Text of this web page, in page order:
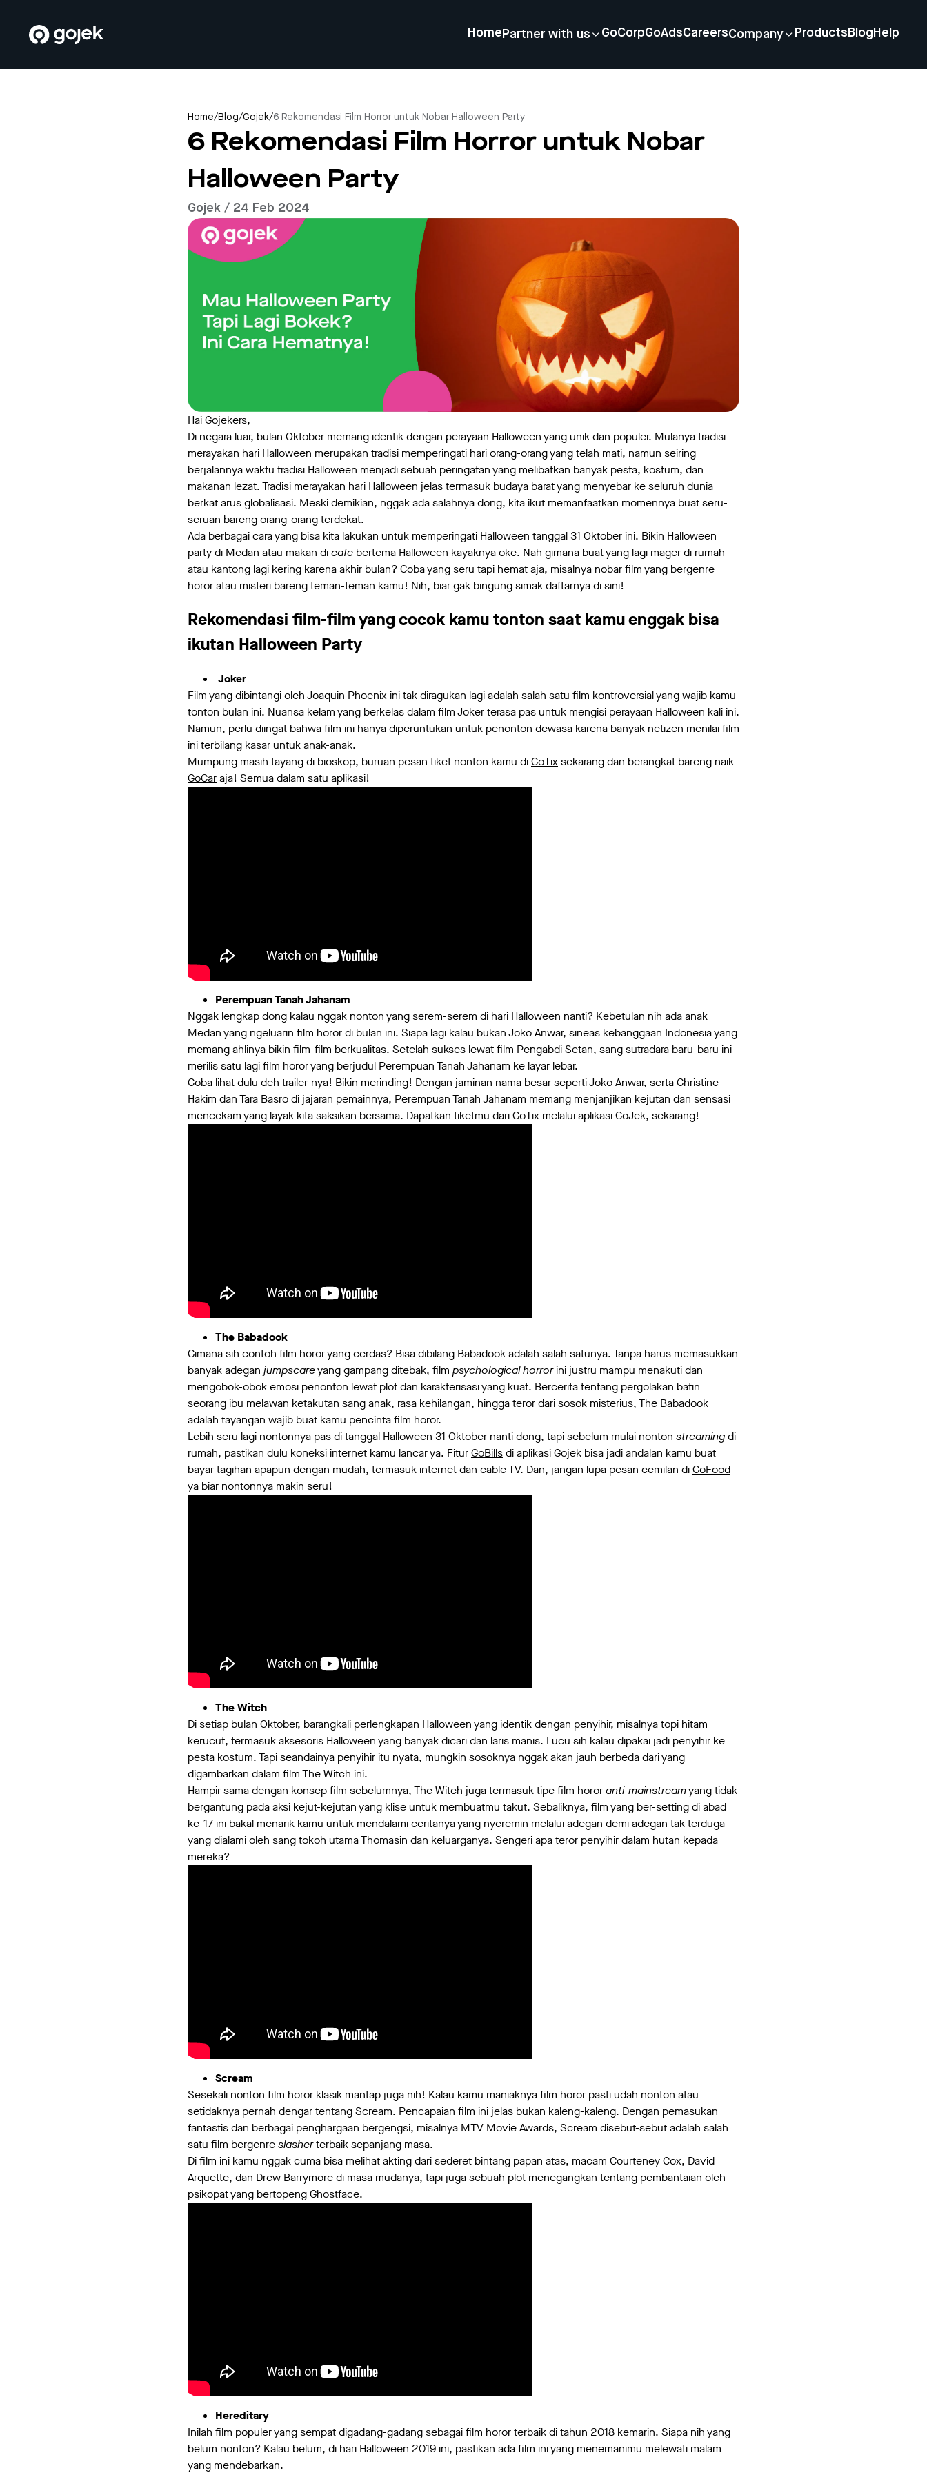
Home Partner with us GoCorpGoAdsCareersCompany Products Blog Help
Home/Blog/Gojek/6 Rekomendasi Film Horror untuk Nobar Halloween Party
6 Rekomendasi Film Horror untuk Nobar
Halloween Party
Gojek / 24 Feb 2024
Hai Gojekers,
Di negara luar, bulan Oktober memang identik dengan perayaan Halloween yang unik dan populer. Mulanya tradisi
merayakan hari Halloween merupakan tradisi memperingati hari orang-orang yang telah mati, namun seiring
berjalannya waktu tradisi Halloween menjadi sebuah peringatan yang melibatkan banyak pesta, kostum, dan
makanan lezat. Tradisi merayakan hari Halloween jelas termasuk budaya barat yang menyebar ke seluruh dunia
berkat arus globalisasi. Meski demikian, nggak ada salahnya dong, kita ikut memanfaatkan momennya buat seru-
seruan bareng orang-orang terdekat.
Ada berbagai cara yang bisa kita lakukan untuk memperingati Halloween tanggal 31 Oktober ini. Bikin Halloween
party di Medan atau makan dicafe bertema Halloween kayaknya oke. Nah gimana buat yang lagi mager di rumah
atau kantong lagi kering karena akhir bulan? Coba yang seru tapi hemat aja, misalnya nobar film yang bergenre
horor atau misteri bareng teman-teman kamu! Nih, biar gak bingung simak daftarnya di sini!
Rekomendasi film-film yang cocok kamu tonton saat kamu enggak bisa
ikutan Halloween Party
Joker
Film yang dibintangi oleh Joaquin Phoenix ini tak diragukan lagi adalah salah satu film kontroversial yang wajib kamu
tonton bulan ini. Nuansa kelam yang berkelas dalam film Joker terasa pas untuk mengisi perayaan Halloween kali ini.
Namun, perlu diingat bahwa film ini hanya diperuntukan untuk penonton dewasa karena banyak netizen menilai film
ini terbilang kasar untuk anak-anak.
Mumpung masih tayang di bioskop, buruan pesan tiket nonton kamu diGoTixsekarang dan berangkat bareng naik
GoCaraja! Semua dalam satu aplikasi!
Perempuan Tanah Jahanam
Nggak lengkap dong kalau nggak nonton yang serem-serem di hari Halloween nanti? Kebetulan nih ada anak
Medan yang ngeluarin film horor di bulan ini. Siapa lagi kalau bukan Joko Anwar, sineas kebanggaan Indonesia yang
memang ahlinya bikin film-film berkualitas. Setelah sukses lewat film Pengabdi Setan, sang sutradara baru-baru ini
merilis satu lagi film horor yang berjudul Perempuan Tanah Jahanam ke layar lebar.
Coba lihat dulu deh trailer-nya! Bikin merinding! Dengan jaminan nama besar seperti Joko Anwar, serta Christine
Hakim dan Tara Basro di jajaran pemainnya, Perempuan Tanah Jahanam memang menjanjikan kejutan dan sensasi
mencekam yang layak kita saksikan bersama. Dapatkan tiketmu dari GoTix melalui aplikasi GoJek, sekarang!
The Babadook
Gimana sih contoh film horor yang cerdas? Bisa dibilang Babadook adalah salah satunya. Tanpa harus memasukkan
banyak adegan jumpscareyang gampang ditebak, film psychological horrorini justru mampu menakuti dan
mengobok-obok emosi penonton lewat plot dan karakterisasi yang kuat. Bercerita tentang pergolakan batin
seorang ibu melawan ketakutan sang anak, rasa kehilangan, hingga teror dari sosok misterius, The Babadook
adalah tayangan wajib buat kamu pencinta film horor.
Lebih seru lagi nontonnya pas di tanggal Halloween 31 Oktober nanti dong, tapi sebelum mulai nonton streamingdi
rumah, pastikan dulu koneksi internet kamu lancar ya. FiturGoBillsdi aplikasi Gojek bisa jadi andalan kamu buat
bayar tagihan apapun dengan mudah, termasuk internet dan cable TV. Dan, jangan lupa pesan cemilan diGoFood
ya biar nontonnya makin seru!
The Witch
Di setiap bulan Oktober, barangkali perlengkapan Halloween yang identik dengan penyihir, misalnya topi hitam
kerucut, termasuk aksesoris Halloween yang banyak dicari dan laris manis. Lucu sih kalau dipakai jadi penyihir ke
pesta kostum. Tapi seandainya penyihir itu nyata, mungkin sosoknya nggak akan jauh berbeda dari yang
digambarkan dalam film The Witch ini.
Hampir sama dengan konsep film sebelumnya, The Witch juga termasuk tipe film hororanti-mainstreamyang tidak
bergantung pada aksi kejut-kejutan yang klise untuk membuatmu takut. Sebaliknya, film yang ber-setting di abad
ke-17 ini bakal menarik kamu untuk mendalami ceritanya yang nyeremin melalui adegan demi adegan tak terduga
yang dialami oleh sang tokoh utama Thomasin dan keluarganya. Sengeri apa teror penyihir dalam hutan kepada
mereka?
Scream
Sesekali nonton film horor klasik mantap juga nih! Kalau kamu maniaknya film horor pasti udah nonton atau
setidaknya pernah dengar tentang Scream. Pencapaian film ini jelas bukan kaleng-kaleng. Dengan pemasukan
fantastis dan berbagai penghargaan bergengsi, misalnya MTV Movie Awards, Scream disebut-sebut adalah salah
satu film bergenreslasherterbaik sepanjang masa.
Di film ini kamu nggak cuma bisa melihat akting dari sederet bintang papan atas, macam Courteney Cox, David
Arquette, dan Drew Barrymore di masa mudanya, tapi juga sebuah plot menegangkan tentang pembantaian oleh
psikopat yang bertopeng Ghostface.
Hereditary
Inilah film populer yang sempat digadang-gadang sebagai film horor terbaik di tahun 2018 kemarin. Siapa nih yang
belum nonton? Kalau belum, di hari Halloween 2019 ini, pastikan ada film ini yang menemanimu melewati malam
yang mendebarkan.